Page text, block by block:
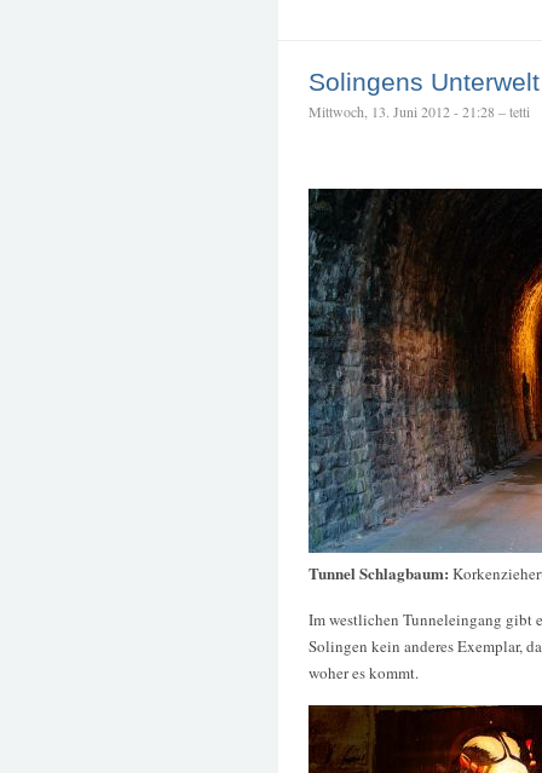
Solingens Unterwelt
Mittwoch, 13. Juni 2012 - 21:28 – tetti
Tunnel Schlagbaum:
Im westlichen Tunneleingang gibt
Solingen kein anderes Exemplar,
woher es kommt.